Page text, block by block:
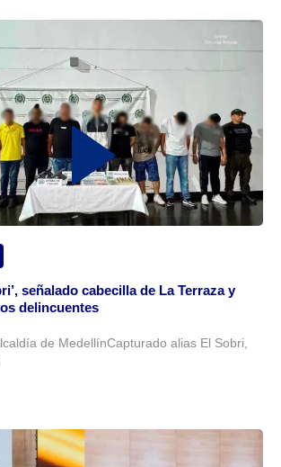
señalado cabecilla de La Terraza y
delincuentes
de MedellínCapturado alias El Sobri,